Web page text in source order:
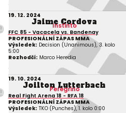
19. 12. 2024
Jaime Cordova
Instinto
FFC 85 - Vacacela vs. Bandenay
PROFESIONÁLNÍ ZÁPAS MMA
Výsledek: Decision (Unanimous), 3. kolo
5:00
Rozhodčí: Marco Heredia
19. 10. 2024
Joilton Lutterbach
Peregrino
Real Fight Arena 18 - RFA 18
PROFESIONÁLNÍ ZÁPAS MMA
Výsledek: TKO (Punches), 1. kolo 0:00